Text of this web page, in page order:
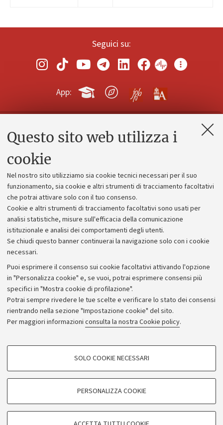
Questo sito web utilizza i
cookie
Nel nostro sito utilizziamo sia cookie tecnici necessari per il suo
funzionamento, sia cookie e altri strumenti di tracciamento facoltativi
che potrai attivare solo con il tuo consenso.
Cookie e altri strumenti di tracciamento facoltativi sono usati per
analisi statistiche, misure sull'efficacia della comunicazione
istituzionale e analisi dei comportamenti degli utenti.
Se chiudi questo banner continuerai la navigazione solo con i cookie
necessari.
Puoi esprimere il consenso sui cookie facoltativi attivando l'opzione
in "Personalizza cookie" e, se vuoi, potrai esprimere consensi più
specifici in "Mostra cookie di profilazione".
Potrai sempre rivedere le tue scelte e verificare lo stato dei consensi
rientrando nella sezione "Impostazione cookie" del sito.
Per maggiori informazioni consulta la nostra Cookie policy.
COOKIE DI PROFILAZIONE - FACOLTATIVI
COOKIE TECNICI - NECESSARI
SOLO COOKIE NECESSARI
PERSONALIZZA COOKIE
Seguici su:
App:
Contatti e PEC
Alumni community
Piano strategico
Bilanci
Donazioni e 5x1000
Merchandising - UniboStore
Bandi, gare e concorsi
Albo online
Amministrazione trasparente
Atti di notifica
Informazioni sul sito e accessibilità
Dichiarazione di accessibilità
Privacy e note legali
Impostazioni Cookie
©Copyright 2026 - ALMA MATER STUDIORUM - Università di
Bologna - Via Zamboni,33 - 40126Bologna - PI: